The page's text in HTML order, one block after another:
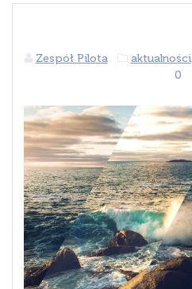
Zespół Pilota aktualności
0